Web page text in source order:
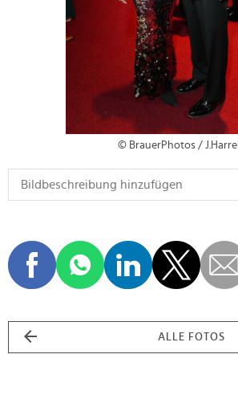
© BrauerPhotos / J.Harrell
ALLE FOTOS